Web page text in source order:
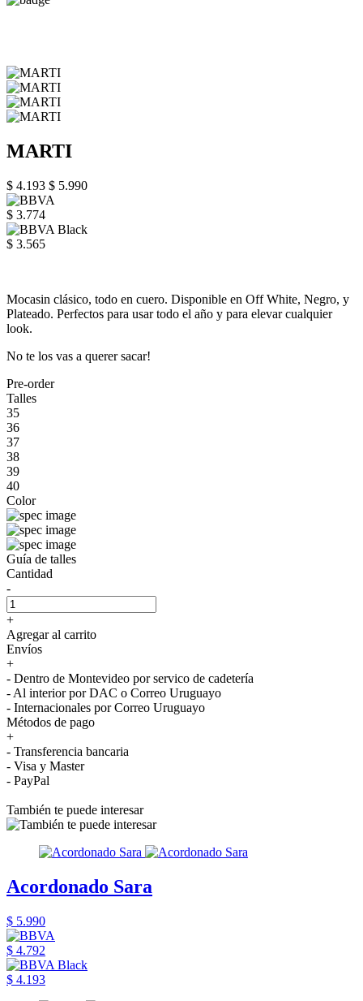
MARTI
$ 4.193 $ 5.990
$ 3.774
$ 3.565
Mocasin clásico, todo en cuero. Disponible en Off White, Negro, y
Plateado. Perfectos para usar todo el año y para elevar cualquier
look.
No te los vas a querer sacar!
Pre-order
Talles
35
36
37
38
39
40
Color
Guía de talles
Cantidad
-
+
Agregar al carrito
Envíos
+
- Dentro de Montevideo por servico de cadetería
- Al interior por DAC o Correo Uruguayo
- Internacionales por Correo Uruguayo
Métodos de pago
+
- Transferencia bancaria
- Visa y Master
- PayPal
También te puede interesar
Acordonado Sara
$ 5.990
$ 4.792
$ 4.193